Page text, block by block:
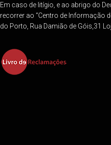
Em caso de litígio, e ao abrigo do
recorrer ao “Centro de Informação
do Porto, Rua Damião de Góis,31